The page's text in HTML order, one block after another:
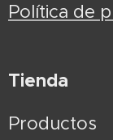
Política de
Tienda
Productos